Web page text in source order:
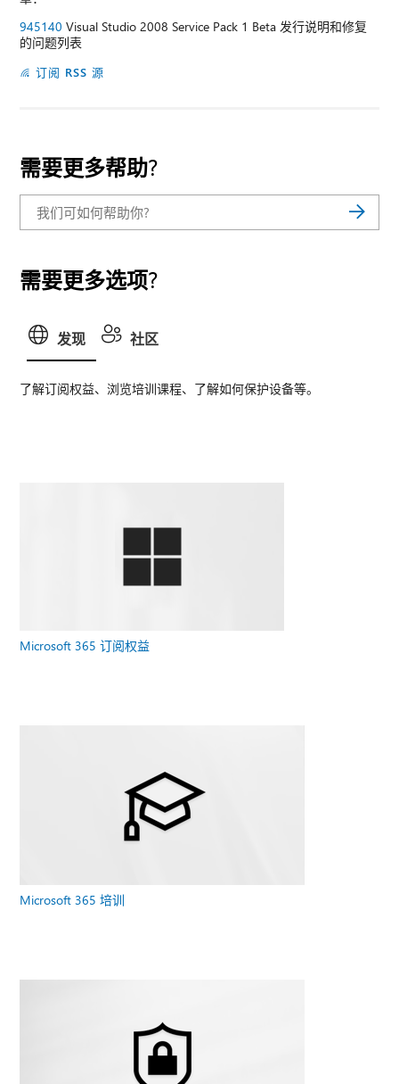
945140 Visual Studio 2008 Service Pack 1 Beta 发行说明和修复
的问题列表
订阅 RSS 源
需要更多帮助?
需要更多选项?
发现 社区
了解订阅权益、浏览培训课程、了解如何保护设备等。
Microsoft 365 订阅权益
Microsoft 365 培训